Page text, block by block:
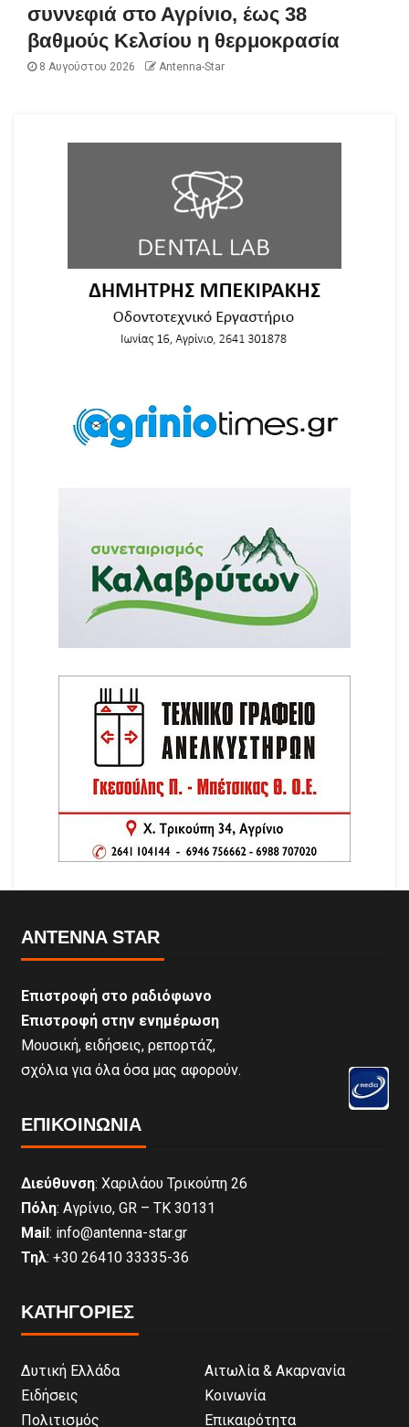
συννεφιά στο Αγρίνιο, έως 38
βαθμούς Κελσίου η θερμοκρασία
8 Αυγούστου 2026 Antenna-Star
ANTENNA STAR
Επιστροφή στο ραδιόφωνο
Επιστροφή στην ενημέρωση
Μουσική, ειδήσεις, ρεπορτάζ,
σχόλια για όλα όσα μας αφορούν.
ΕΠΙΚΟΙΝΩΝΊΑ
Διεύθυνση: Χαριλάου Τρικούπη 26
Πόλη: Αγρίνιο, GR – ΤΚ 30131
Mail : info@antenna-star.gr
Τηλ: +30 26410 33335-36
ΚΑΤΗΓΟΡΙΕΣ
Δυτική Ελλάδα
Αιτωλία & Ακαρνανία
Ειδήσεις
Κοινωνία
Πολιτισμός
Επικαιρότητα